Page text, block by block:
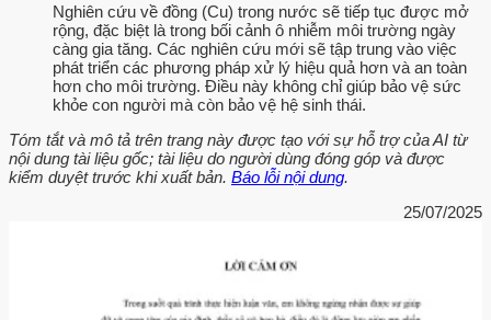
Nghiên cứu về đồng (Cu) trong nước sẽ tiếp tục được mở
rộng, đặc biệt là trong bối cảnh ô nhiễm môi trường ngày
càng gia tăng. Các nghiên cứu mới sẽ tập trung vào việc
phát triển các phương pháp xử lý hiệu quả hơn và an toàn
hơn cho môi trường. Điều này không chỉ giúp bảo vệ sức
khỏe con người mà còn bảo vệ hệ sinh thái.
Tóm tắt và mô tả trên trang này được tạo với sự hỗ trợ của AI từ
nội dung tài liệu gốc; tài liệu do người dùng đóng góp và được
kiểm duyệt trước khi xuất bản. Báo lỗi nội dung.
25/07/2025